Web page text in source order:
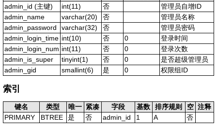
admin_id (主键) int(11) 否
管理员自增ID
admin_name
varchar(20) 否
管理员名称
admin_password
varchar(32) 否
管理员密码
admin_login_time int(10) 否 0
登录时间
admin_login_num int(11) 否 0
登录次数
admin_is_super
tinyint(1) 否 0
是否超级管理员
admin_gid
smallint(6) 是 0 权限组ID
索引
键名 类型 唯一 紧凑 字段 基数 排序规则 空 注释
PRIMARY
BTREE 是 否 admin_id 1 A 否